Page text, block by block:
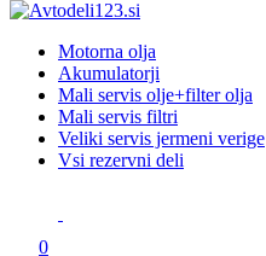
Avtodeli123.si
Prodaja rezervnih avtodelov
Motorna olja
Akumulatorji
Mali servis olje+filter olja
Mali servis filtri
Veliki servis jermeni verige
Vsi rezervni deli
0